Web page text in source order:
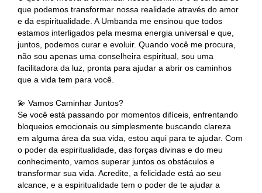
que podemos transformar nossa realidade através do amor
e da espiritualidade. A Umbanda me ensinou que todos
estamos interligados pela mesma energia universal e que,
juntos, podemos curar e evoluir. Quando você me procura,
não sou apenas uma conselheira espiritual, sou uma
facilitadora da luz, pronta para ajudar a abrir os caminhos
que a vida tem para você.
💫 Vamos Caminhar Juntos?
Se você está passando por momentos difíceis, enfrentando
bloqueios emocionais ou simplesmente buscando clareza
em alguma área da sua vida, estou aqui para te ajudar. Com
o poder da espiritualidade, das forças divinas e do meu
conhecimento, vamos superar juntos os obstáculos e
transformar sua vida. Acredite, a felicidade está ao seu
alcance, e a espiritualidade tem o poder de te ajudar a